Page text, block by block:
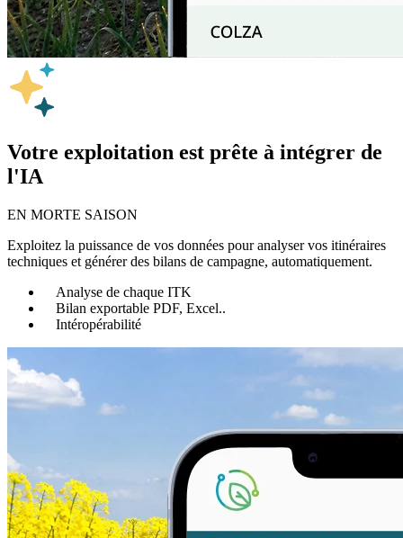
Votre exploitation est prête à intégrer de
l'IA
EN MORTE SAISON
Exploitez la puissance de vos données pour analyser vos itinéraires
techniques et générer des bilans de campagne, automatiquement.
Analyse de chaque ITK
Bilan exportable PDF, Excel..
Intéropérabilité